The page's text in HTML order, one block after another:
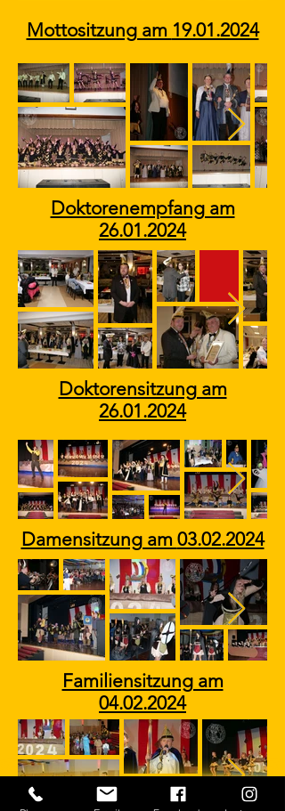
Mottositzung am 19.01.2024
Doktorenempfang am
26.01.2024
Doktorensitzung am
26.01.2024
Damensitzung am 03.02.2024
Familiensitzung am
04.02.2024